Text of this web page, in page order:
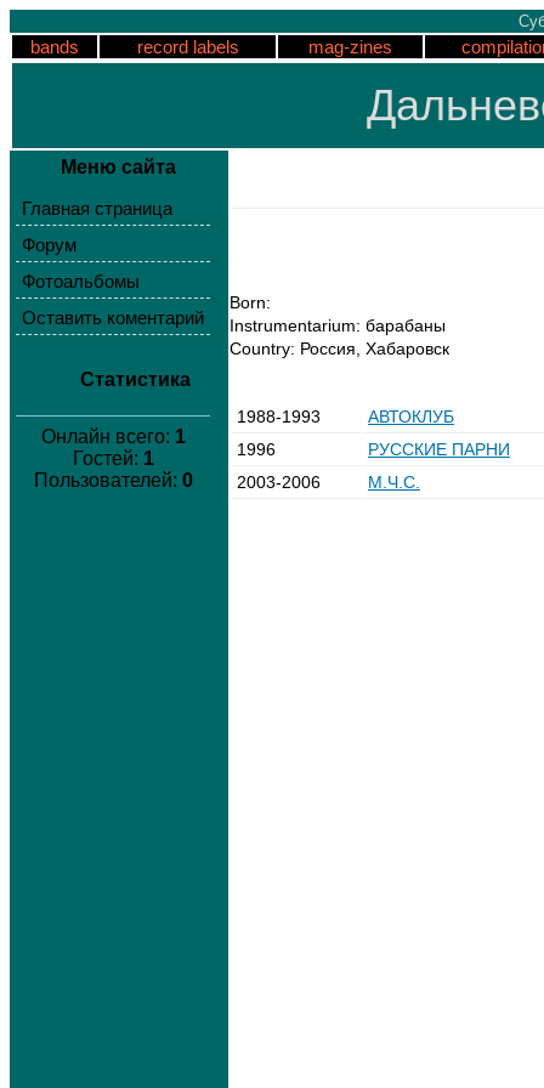
bands record labels mag-zines
Меню сайта
Главная страница
Форум
Фотоальбомы
Оставить коментарий
Статистика
Онлайн всего: 1
Гостей: 1
Пользователей: 0
Born:
Instrumentarium: барабаны
Country: Россия, Хабаровск
1988-1993
АВТОКЛУБ
1996
РУССКИЕ ПАРНИ
2003-2006
М.Ч.С.